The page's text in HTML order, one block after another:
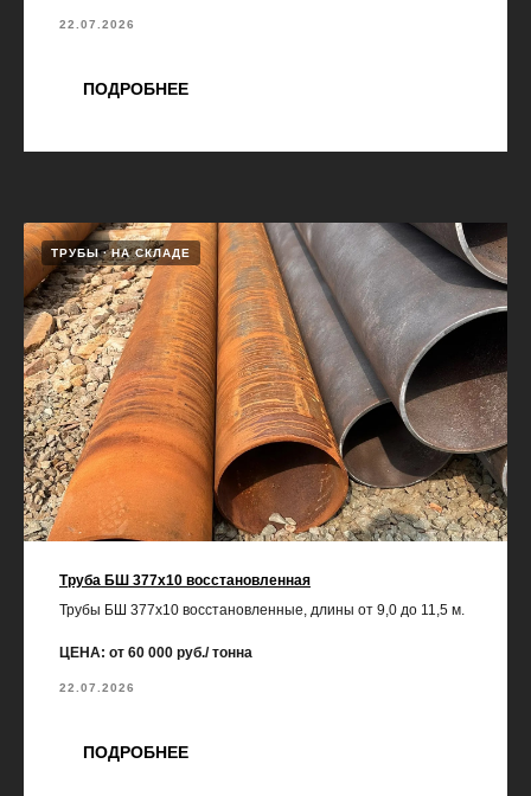
22.07.2026
ПОДРОБНЕЕ
ТРУБЫ НА СКЛАДЕ
Труба БШ 377х10 восстановленная
Трубы БШ 377х10 восстановленные, длины от 9,0 до 11,5 м.
ЦЕНА: от 60 000 руб./ тонна
22.07.2026
ПОДРОБНЕЕ